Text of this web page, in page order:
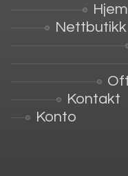
Hjem
Nettbutikk
Kontakt
Konto